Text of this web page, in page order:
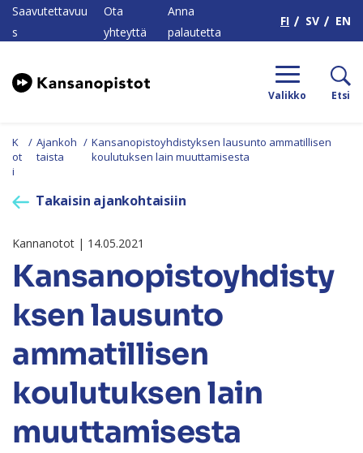
Saavutettavuu
s
Ota
yhteyttä
Anna
palautetta
FI SV EN
Valikko Etsi
K
ot
i
/ Ajankoh
taista
/ Kansanopistoyhdistyksen lausunto ammatillisen
koulutuksen lain muuttamisesta
Takaisin ajankohtaisiin
Kannanotot | 14.05.2021
Kansanopistoyhdisty
ksen lausunto
ammatillisen
koulutuksen lain
muuttamisesta